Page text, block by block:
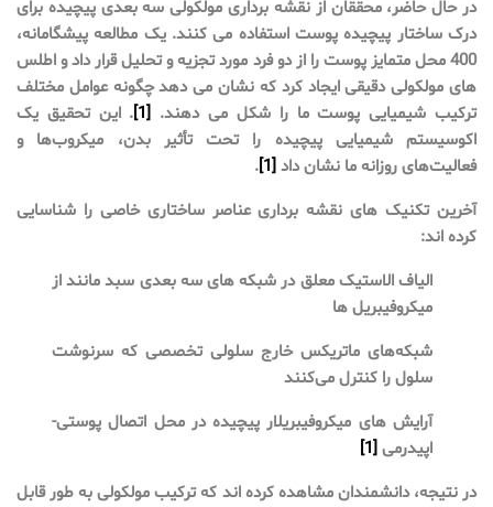
در حال حاضر، محققان از نقشه برداری مولکولی سه بعدی پیچیده برای
درک ساختار پیچیده پوست استفاده می کنند. یک مطالعه پیشگامانه،
400 محل متمایز پوست را از دو فرد مورد تجزیه و تحلیل قرار داد و اطلس
های مولکولی دقیقی ایجاد کرد که نشان می دهد چگونه عوامل مختلف
ترکیب شیمیایی پوست ما را شکل می دهند. [1] . این تحقیق یک
اکوسیستم شیمیایی پیچیده را تحت تأثیر بدن، میکروب‌ها و
فعالیت‌های روزانه ما نشان داد[1]
.
آخرین تکنیک های نقشه برداری عناصر ساختاری خاصی را شناسایی
کرده اند:
الیاف الاستیک معلق در شبکه های سه بعدی سبد مانند از
میکروفیبریل ها
شبکه‌های ماتریکس خارج سلولی تخصصی که سرنوشت
سلول را کنترل می‌کنند
آرایش های میکروفیبریلار پیچیده در محل اتصال پوستی-
اپیدرمی[1]
در نتیجه، دانشمندان مشاهده کرده اند که ترکیب مولکولی به طور قابل